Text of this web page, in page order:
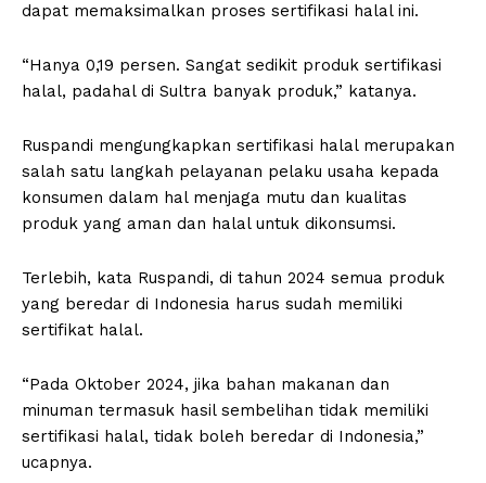
dapat memaksimalkan proses sertifikasi halal ini.
“Hanya 0,19 persen. Sangat sedikit produk sertifikasi
halal, padahal di Sultra banyak produk,” katanya.
Ruspandi mengungkapkan sertifikasi halal merupakan
salah satu langkah pelayanan pelaku usaha kepada
konsumen dalam hal menjaga mutu dan kualitas
produk yang aman dan halal untuk dikonsumsi.
Terlebih, kata Ruspandi, di tahun 2024 semua produk
yang beredar di Indonesia harus sudah memiliki
sertifikat halal.
“Pada Oktober 2024, jika bahan makanan dan
minuman termasuk hasil sembelihan tidak memiliki
sertifikasi halal, tidak boleh beredar di Indonesia,”
ucapnya.